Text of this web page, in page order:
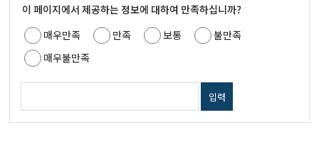
이 페이지에서 제공하는 정보에 대하여 만족하십니까?
매우만족
만족 보통
불만족
매우불만족